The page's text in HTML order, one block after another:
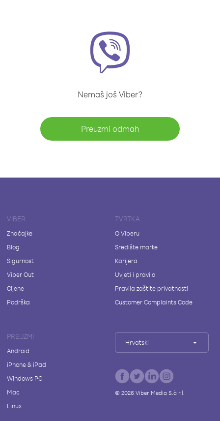
Nemaš još Viber?
Preuzmi odmah
VIBER
Značajke
Blog
Sigurnost
Viber Out
Cijene
Podrška
TVRTKA
O Viberu
Središte marke
Karijera
Uvjeti i pravila
Pravila zaštite privatnosti
Customer Complaints Code
PREUZMI
Android
iPhone & iPad
Windows PC
Mac
Linux
Hrvatski
© 2026Viber Media S.à r.l.